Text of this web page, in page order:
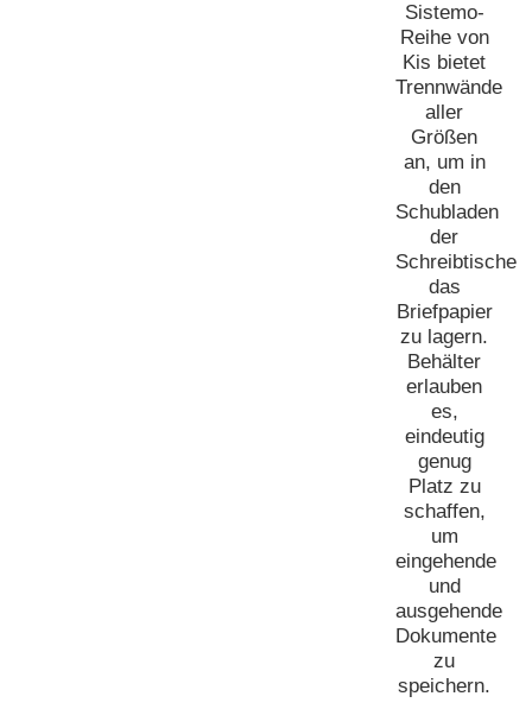
Sistemo-
Reihe von
Kis bietet
Trennwände
aller
Größen
an, um in
den
Schubladen
der
Schreibtische
das
Briefpapier
zu lagern.
Behälter
erlauben
es,
eindeutig
genug
Platz zu
schaffen,
um
eingehende
und
ausgehende
Dokumente
zu
speichern.